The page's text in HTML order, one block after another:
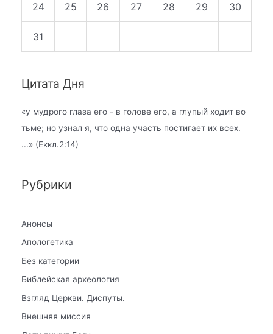
24 25 26 27 28 29 30
31
Цитата Дня
«у мудрого глаза его - в голове его, а глупый ходит во
тьме; но узнал я, что одна участь постигает их всех.
...» (Еккл.2:14)
Рубрики
Анонсы
Апологетика
Без категории
Библейская археология
Взгляд Церкви. Диспуты.
Внешняя миссия